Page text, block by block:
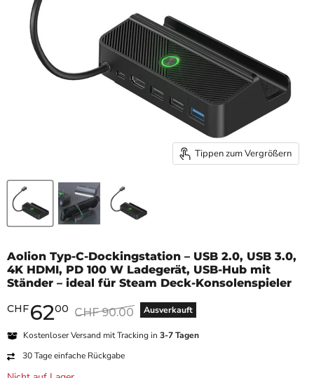
Tippen zum Vergrößern
Aolion Typ-C-Dockingstation – USB 2.0, USB 3.0,
4K HDMI, PD 100 W Ladegerät, USB-Hub mit
Ständer – ideal für Steam Deck-Konsolenspieler
Ausverkauft
Aktueller Preis
CHF6200 Originalpreis
CHF 90.00
Kostenloser Versand mit Tracking in 3-7 Tagen
30 Tage einfache Rückgabe